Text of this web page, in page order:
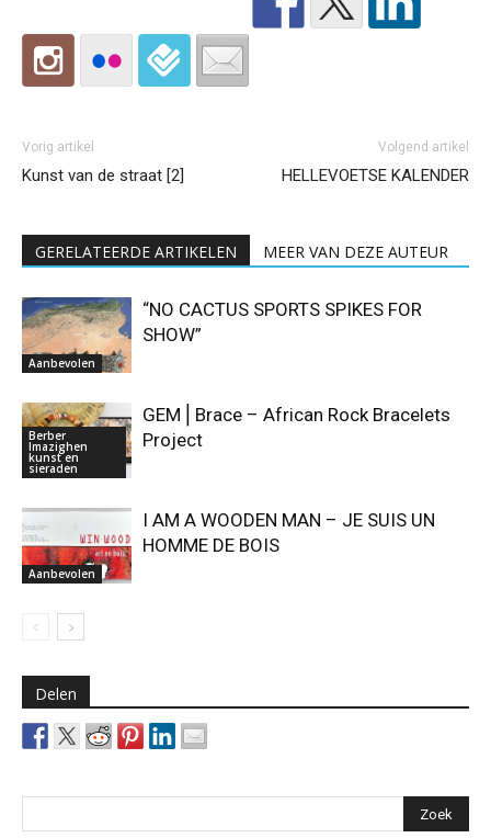
Vorig artikel
Kunst van de straat [2]
Volgend artikel
HELLEVOETSE KALENDER
GERELATEERDE ARTIKELEN MEER VAN DEZE AUTEUR
Aanbevolen
“NO CACTUS SPORTS SPIKES FOR
SHOW”
Berber
Imazighen
kunst en
sieraden
GEM⎪Brace – African Rock Bracelets
Project
Aanbevolen
I AM A WOODEN MAN – JE SUIS UN
HOMME DE BOIS
Delen